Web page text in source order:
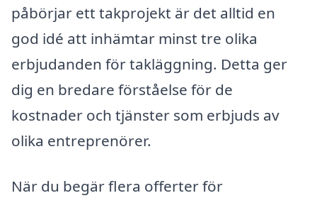
påbörjar ett takprojekt är det alltid en
god idé att inhämtar minst tre olika
erbjudanden för takläggning. Detta ger
dig en bredare förståelse för de
kostnader och tjänster som erbjuds av
olika entreprenörer.
När du begär flera offerter för